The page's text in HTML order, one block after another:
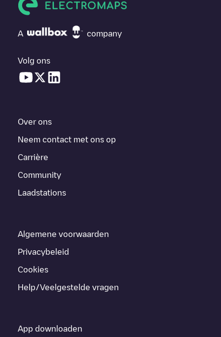
A company
Volg ons
Over ons
Neem contact met ons op
Carrière
Community
Laadstations
Algemene voorwaarden
Privacybeleid
Cookies
Help/Veelgestelde vragen
App downloaden